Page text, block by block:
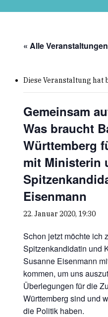
« Alle Veranstaltungen
Diese Veranstaltung hat
Gemeinsam
Was braucht
Württemberg
mit Ministerin
Eisenmann
22. Januar 2020, 19:30
Schon jetzt möchte ich
Spitzenkandidatin und
Susanne Eisenmann
kommen, um uns
Überlegungen für die
Württemberg sind und
die Politik haben.